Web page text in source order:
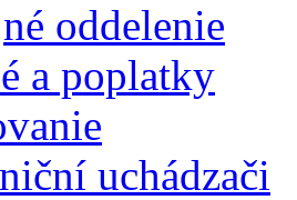
oddelenie
a poplatky
uchádzači